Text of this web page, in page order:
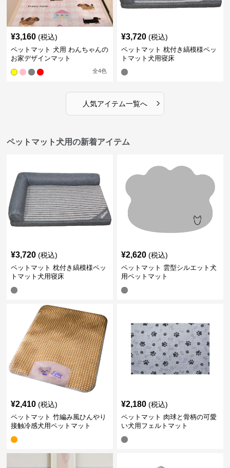
¥3,160 (税込)
ペットマット 犬用 わんちゃんの
お家デザインマット
全4色
¥3,720 (税込)
ペットマット 枕付き縞模様ペッ
トマット犬用寝床
人気アイテム一覧へ ›
ペットマット犬用の新着アイテム
¥3,720 (税込)
ペットマット 枕付き縞模様ペッ
トマット犬用寝床
¥2,620 (税込)
ペットマット 雲型シルエット犬
用ペットマット
¥2,410 (税込)
ペットマット 竹編み風ひんやり
接触冷感犬用ペットマット
¥2,180 (税込)
ペットマット 肉球と骨柄の可愛
い犬用フェルトマット